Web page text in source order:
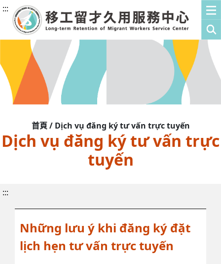
:::
首頁 / Dịch vụ đăng ký tư vấn trực tuyến
Dịch vụ đăng ký tư vấn trực
tuyến
:::
Những lưu ý khi đăng ký đặt
lịch hẹn tư vấn trực tuyến